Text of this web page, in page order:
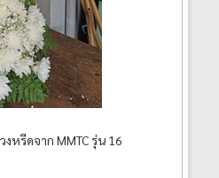
หรีดจาก MMTC รุ่น 16